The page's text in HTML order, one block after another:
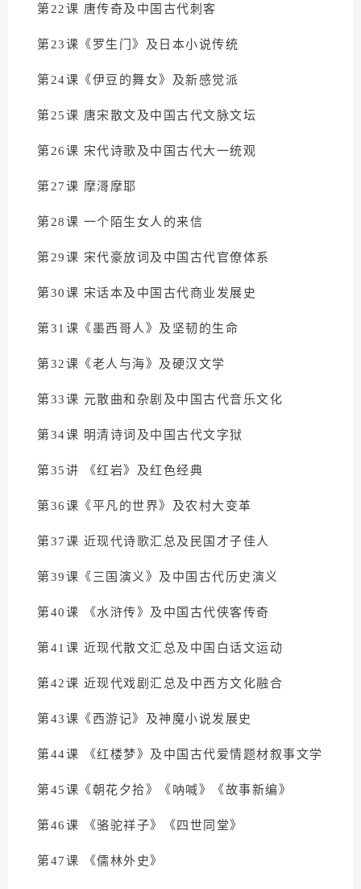
第22课 唐传奇及中国古代刺客
第23课《罗生门》及日本小说传统
第24课《伊豆的舞女》及新感觉派
第25课 唐宋散文及中国古代文脉文坛
第26课 宋代诗歌及中国古代大一统观
第27课 摩滒摩耶
第28课 一个陌生女人的来信
第29课 宋代豪放词及中国古代官僚体系
第30课 宋话本及中国古代商业发展史
第31课《墨西哥人》及坚韧的生命
第32课《老人与海》及硬汉文学
第33课 元散曲和杂剧及中国古代音乐文化
第34课 明清诗词及中国古代文字狱
第35讲 《红岩》及红色经典
第36课《平凡的世界》及农村大变革
第37课 近现代诗歌汇总及民国才子佳人
第39课《三国演义》及中国古代历史演义
第40课 《水浒传》及中国古代侠客传奇
第41课 近现代散文汇总及中国白话文运动
第42课 近现代戏剧汇总及中西方文化融合
第43课《西游记》及神魔小说发展史
第44课 《红楼梦》及中国古代爱情题材叙事文学
第45课《朝花夕拾》《呐喊》《故事新编》
第46课 《骆驼祥子》《四世同堂》
第47课 《儒林外史》